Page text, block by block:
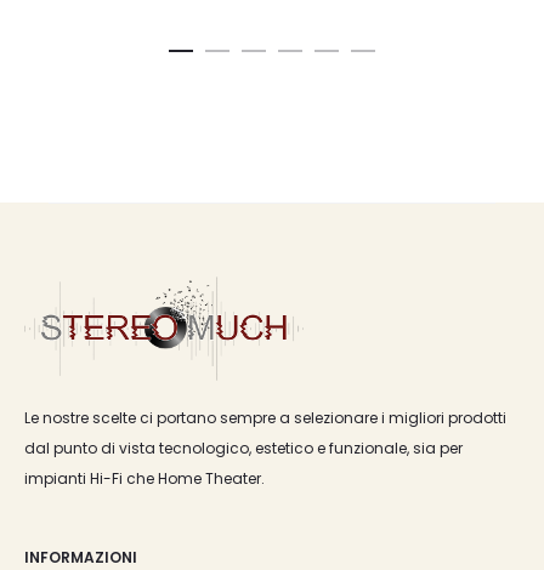
Le nostre scelte ci portano sempre a selezionare i migliori prodotti
dal punto di vista tecnologico, estetico e funzionale, sia per
impianti Hi-Fi che Home Theater.
INFORMAZIONI